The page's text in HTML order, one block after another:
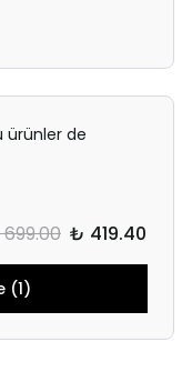
ürünler de
₺ 419.40
(1)